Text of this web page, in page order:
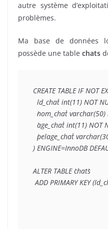
autre système
problèmes.
Ma base de données
possède une table chats
CREATE TABLE IF NOT
`id_chat` int(11) NOT
`nom_chat` varchar(50)
`age_chat` int(11) NOT
`pelage_chat`
) ENGINE=InnoDB
ALTER TABLE `chats`
ADD PRIMARY KEY